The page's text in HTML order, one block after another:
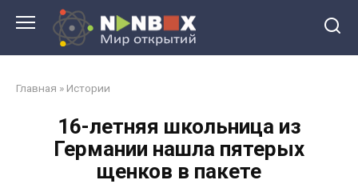
Главная » Истории
16-летняя школьница из
Германии нашла пятерых
щенков в пакете